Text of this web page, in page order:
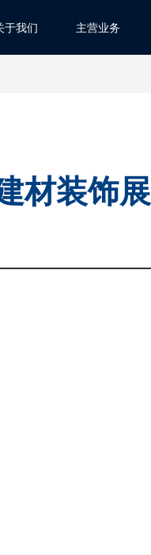
于我们 主营业务
材装饰展